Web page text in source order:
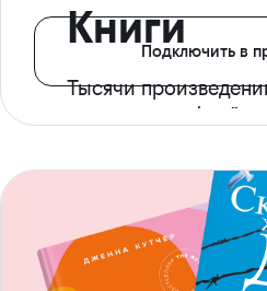
Книги
Тысячи
с доступом офлайн
Подключить в